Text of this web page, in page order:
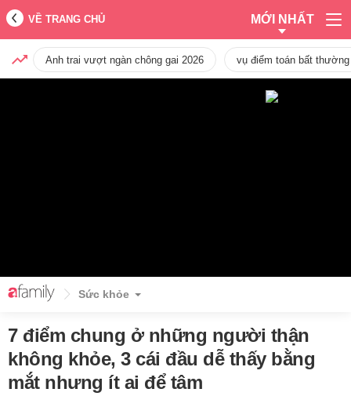
VỀ TRANG CHỦ MỚI NHẤT
Anh trai vượt ngàn chông gai 2026 vụ điểm toán bất
Sức khỏe
7 điểm chung ở những người thận
không khỏe, 3 cái đầu dễ thấy bằng
mắt nhưng ít ai để tâm